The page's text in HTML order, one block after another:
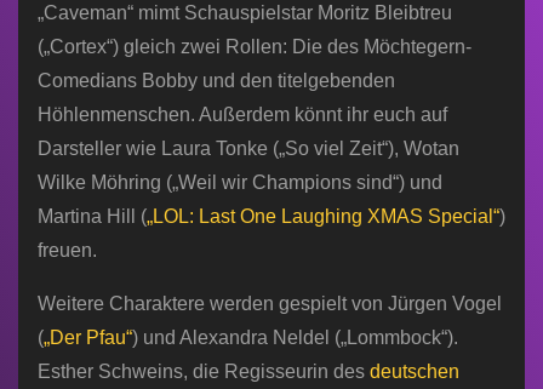
„Caveman“ mimt Schauspielstar Moritz Bleibtreu
(„Cortex“) gleich zwei Rollen: Die des Möchtegern-
Comedians Bobby und den titelgebenden
Höhlenmenschen. Außerdem könnt ihr euch auf
Darsteller wie Laura Tonke („So viel Zeit“), Wotan
Wilke Möhring („Weil wir Champions sind“) und
Martina Hill („LOL: Last One Laughing XMAS Special“)
freuen.
Weitere Charaktere werden gespielt von Jürgen Vogel
(„Der Pfau“) und Alexandra Neldel („Lommbock“).
Esther Schweins, die Regisseurin des deutschen